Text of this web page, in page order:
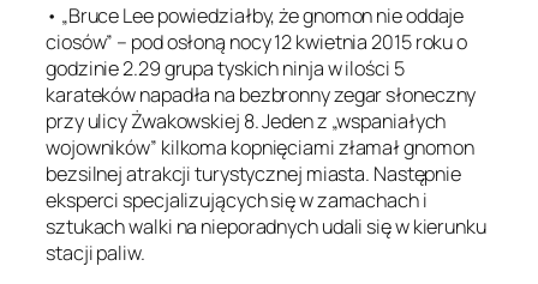
• „Bruce Lee powiedziałby, że gnomon nie oddaje
ciosów” – pod osłoną nocy 12 kwietnia 2015 roku o
godzinie 2.29 grupa tyskich ninja w ilości 5
karateków napadła na bezbronny zegar słoneczny
przy ulicy Żwakowskiej 8. Jeden z „wspaniałych
wojowników” kilkoma kopnięciami złamał gnomon
bezsilnej atrakcji turystycznej miasta. Następnie
eksperci specjalizujących się w zamachach i
sztukach walki na nieporadnych udali się w kierunku
stacji paliw.